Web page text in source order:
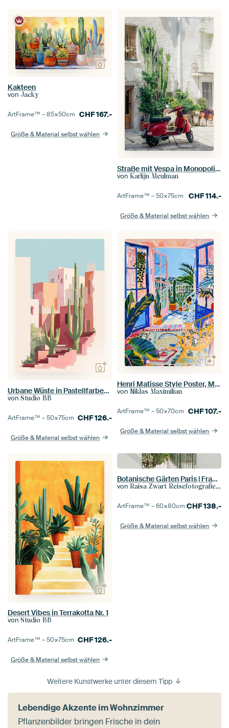
Kakteen
von Jacky
ArtFrame™ –85×50cm CHF167.-
Größe & Material selbst wählen
Straße mit Vespa in Monopoli, Apulien, Italien
von Karlijn Meulman
ArtFrame™ –50×75cm CHF114.-
Größe & Material selbst wählen
Urbane Wüste in Pastellfarben Nr. 2
von Studio BB
ArtFrame™ –50×75cm CHF126.-
Größe & Material selbst wählen
Henri Matisse Style Poster, Mittelmeer, Open Window, Pastell
von Niklas Maximilian
ArtFrame™ –50×70cm CHF107.-
Größe & Material selbst wählen
Desert Vibes in Terrakotta Nr. 1
von Studio BB
ArtFrame™ –50×75cm CHF126.-
Größe & Material selbst wählen
Botanische Gärten Paris | Frankreich Reisefotografie
von Raisa Zwart Reisefotografiedrucke
ArtFrame™ –60×80cm CHF138.-
Größe & Material selbst wählen
Weitere Kunstwerke unter diesem Tipp
Lebendige Akzente im Wohnzimmer
Pflanzenbilder bringen Frische in dein